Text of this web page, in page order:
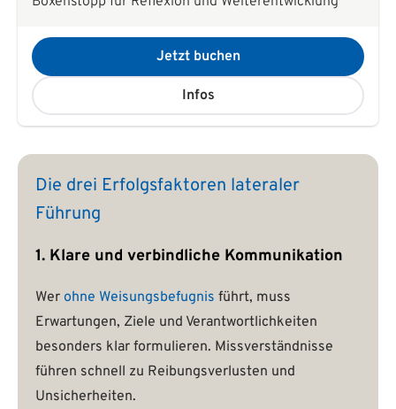
Jetzt buchen
Infos
Die drei Erfolgsfaktoren lateraler
Führung
1. Klare und verbindliche Kommunikation
Wer ohne Weisungsbefugnis führt, muss
Erwartungen, Ziele und Verantwortlichkeiten
besonders klar formulieren. Missverständnisse
führen schnell zu Reibungsverlusten und
Unsicherheiten.